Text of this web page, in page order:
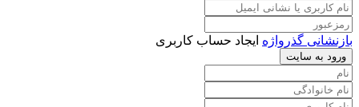
بازنشانی گذرواژه ایجاد حساب کاربری
ورود به سایت